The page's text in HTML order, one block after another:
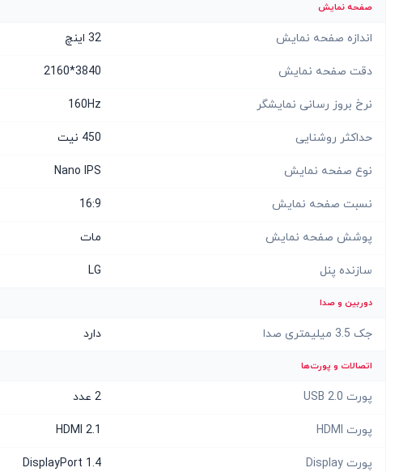
صفحه نمایش
اندازه صفحه نمایش 32 اینچ
دقت صفحه نمایش 3840*2160
نرخ بروز رسانی نمایشگر 160Hz
حداکثر روشنایی 450 نیت
نوع صفحه نمایش Nano IPS
نسبت صفحه نمایش 16:9
پوشش صفحه نمایش مات
سازنده پنل LG
دوربین و صدا
جک 3.5 میلیمتری صدا دارد
اتصالات و پورت‌ها
پورت USB 2.0 2 عدد
پورت HDMI HDMI 2.1
پورت Display DisplayPort 1.4